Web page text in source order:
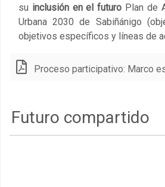
su inclusión en el futuro Plan de
Urbana 2030 de Sabiñánigo
objetivos específicos y líneas de
Proceso participativo: Marco
Futuro compartido